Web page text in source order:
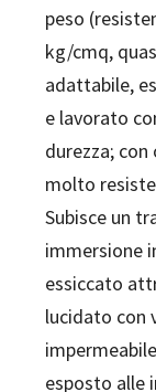
peso
kg/cmq,
adattabile,
e lavorato
durezza;
molto
Subisce un
immersione
essiccato
lucidato con
esposto alle